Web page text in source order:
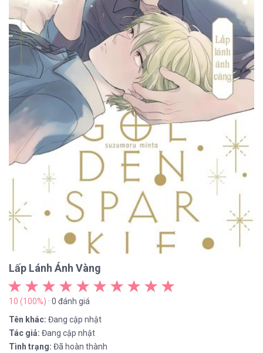
Lấp Lánh Ánh Vàng
10 (100%) · 0 đánh giá
Tên khác: Đang cập nhật
Tác giả: Đang cập nhật
Tình trạng: Đã hoàn thành